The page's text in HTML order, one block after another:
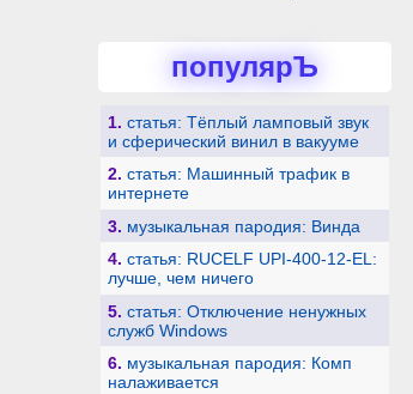
популярЪ
1. статья: Тёплый ламповый звук
и сферический винил в вакууме
2. статья: Машинный трафик в
интернете
3. музыкальная пародия: Винда
4. статья: RUCELF UPI-400-12-EL:
лучше, чем ничего
5. статья: Отключение ненужных
служб Windows
6. музыкальная пародия: Комп
налаживается